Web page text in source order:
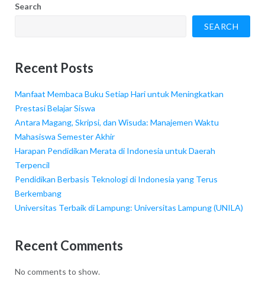
Search
SEARCH
Recent Posts
Manfaat Membaca Buku Setiap Hari untuk Meningkatkan
Prestasi Belajar Siswa
Antara Magang, Skripsi, dan Wisuda: Manajemen Waktu
Mahasiswa Semester Akhir
Harapan Pendidikan Merata di Indonesia untuk Daerah
Terpencil
Pendidikan Berbasis Teknologi di Indonesia yang Terus
Berkembang
Universitas Terbaik di Lampung: Universitas Lampung (UNILA)
Recent Comments
No comments to show.